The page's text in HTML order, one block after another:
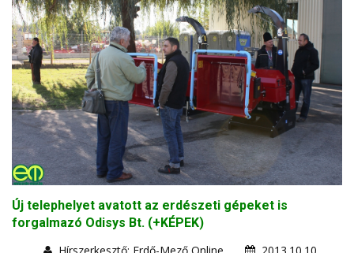
Új telephelyet avatott az erdészeti gépeket is
forgalmazó Odisys Bt. (+KÉPEK)